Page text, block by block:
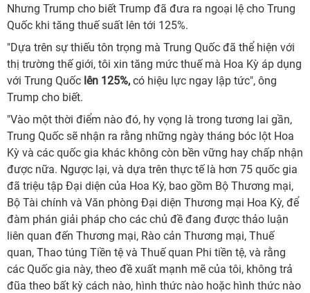
Nhưng Trump cho biết Trump đã đưa ra ngoại lệ cho Trung
Quốc khi tăng thuế suất lên tới 125%.
"Dựa trên sự thiếu tôn trọng mà Trung Quốc đã thể hiện với
thị trường thế giới, tôi xin tăng mức thuế mà Hoa Kỳ áp dụng
với Trung Quốc lên 125%, có hiệu lực ngay lập tức", ông
Trump cho biết.
"Vào một thời điểm nào đó, hy vọng là trong tương lai gần,
Trung Quốc sẽ nhận ra rằng những ngày tháng bóc lột Hoa
Kỳ và các quốc gia khác không còn bền vững hay chấp nhận
được nữa. Ngược lại, và dựa trên thực tế là hơn 75 quốc gia
đã triệu tập Đại diện của Hoa Kỳ, bao gồm Bộ Thương mại,
Bộ Tài chính và Văn phòng Đại diện Thương mại Hoa Kỳ, để
đàm phán giải pháp cho các chủ đề đang được thảo luận
liên quan đến Thương mại, Rào cản Thương mại, Thuế
quan, Thao túng Tiền tệ và Thuế quan Phi tiền tệ, và rằng
các Quốc gia này, theo đề xuất mạnh mẽ của tôi, không trả
đũa theo bất kỳ cách nào, hình thức nào hoặc hình thức nào